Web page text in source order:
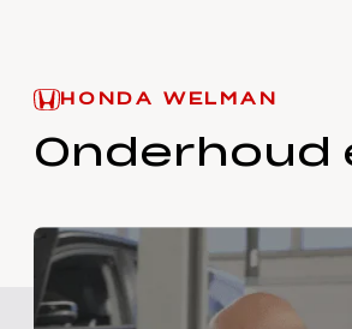
HONDA WELMAN
Onderhoud